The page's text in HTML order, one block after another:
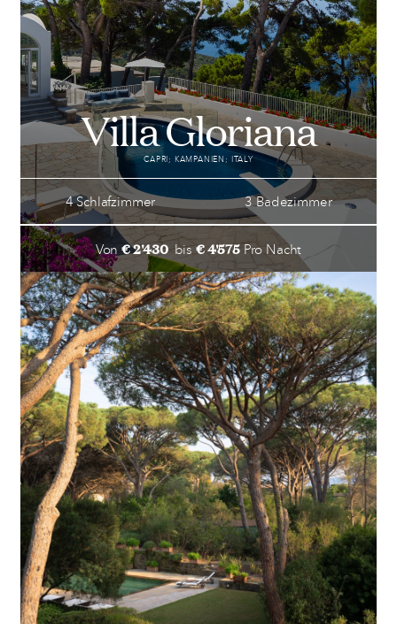
Villa Gloriana
CAPRI; KAMPANIEN; ITALY
4 Schlafzimmer 3 Badezimmer
Von€ 2'430 bis€ 4'575Pro Nacht